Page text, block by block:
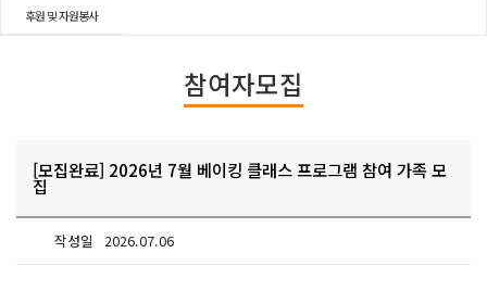
후원 및 자원봉사
참여자모집
[모집완료] 2026년 7월 베이킹 클래스 프로그램 참여 가족 모
집
작성일 2026.07.06